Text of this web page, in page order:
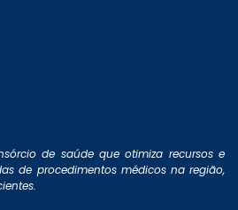
de saúde que otimiza recursos e
de procedimentos médicos na região,